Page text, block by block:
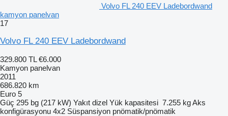
Volvo FL 240 EEV Ladebordwand
kamyon panelvan
17
Volvo FL 240 EEV Ladebordwand
329.800 TL €6.000
Kamyon panelvan
2011
686.820 km
Euro 5
Güç 295 bg (217 kW) Yakıt dizel Yük kapasitesi 7.255 kgAks
konfigürasyonu 4x2 Süspansiyon pnömatik/pnömatik